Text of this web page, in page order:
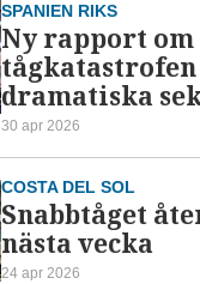
SPANIEN RIKS
Ny rapport om
dramatiska
30 apr 2026
COSTA DEL SOL
Snabbtåget
nästa vecka
24 apr 2026